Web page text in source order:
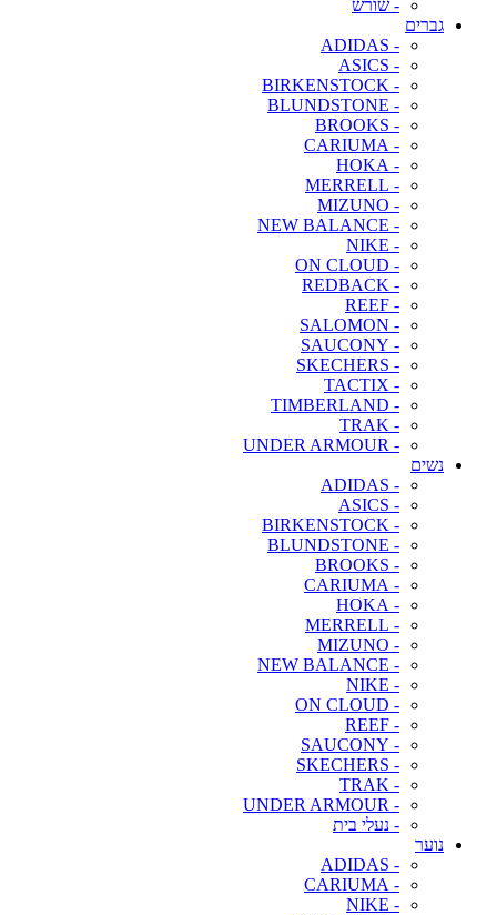
- שורש
גברים
- ADIDAS
- ASICS
- BIRKENSTOCK
- BLUNDSTONE
- BROOKS
- CARIUMA
- HOKA
- MERRELL
- MIZUNO
- NEW BALANCE
- NIKE
- ON CLOUD
- REDBACK
- REEF
- SALOMON
- SAUCONY
- SKECHERS
- TACTIX
- TIMBERLAND
- TRAK
- UNDER ARMOUR
נשים
- ADIDAS
- ASICS
- BIRKENSTOCK
- BLUNDSTONE
- BROOKS
- CARIUMA
- HOKA
- MERRELL
- MIZUNO
- NEW BALANCE
- NIKE
- ON CLOUD
- REEF
- SAUCONY
- SKECHERS
- TRAK
- UNDER ARMOUR
- נעלי בית
נוער
- ADIDAS
- CARIUMA
- NIKE